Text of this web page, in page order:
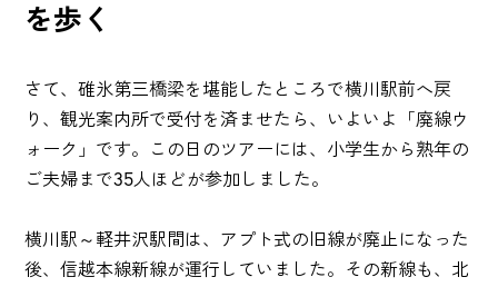
を歩く
さて、碓氷第三橋梁を堪能したところで横川駅前へ戻
り、観光案内所で受付を済ませたら、いよいよ「廃線ウ
ォーク」です。この日のツアーには、小学生から熟年の
ご夫婦まで35人ほどが参加しました。
横川駅～軽井沢駅間は、アプト式の旧線が廃止になった
後、信越本線新線が運行していました。その新線も、北